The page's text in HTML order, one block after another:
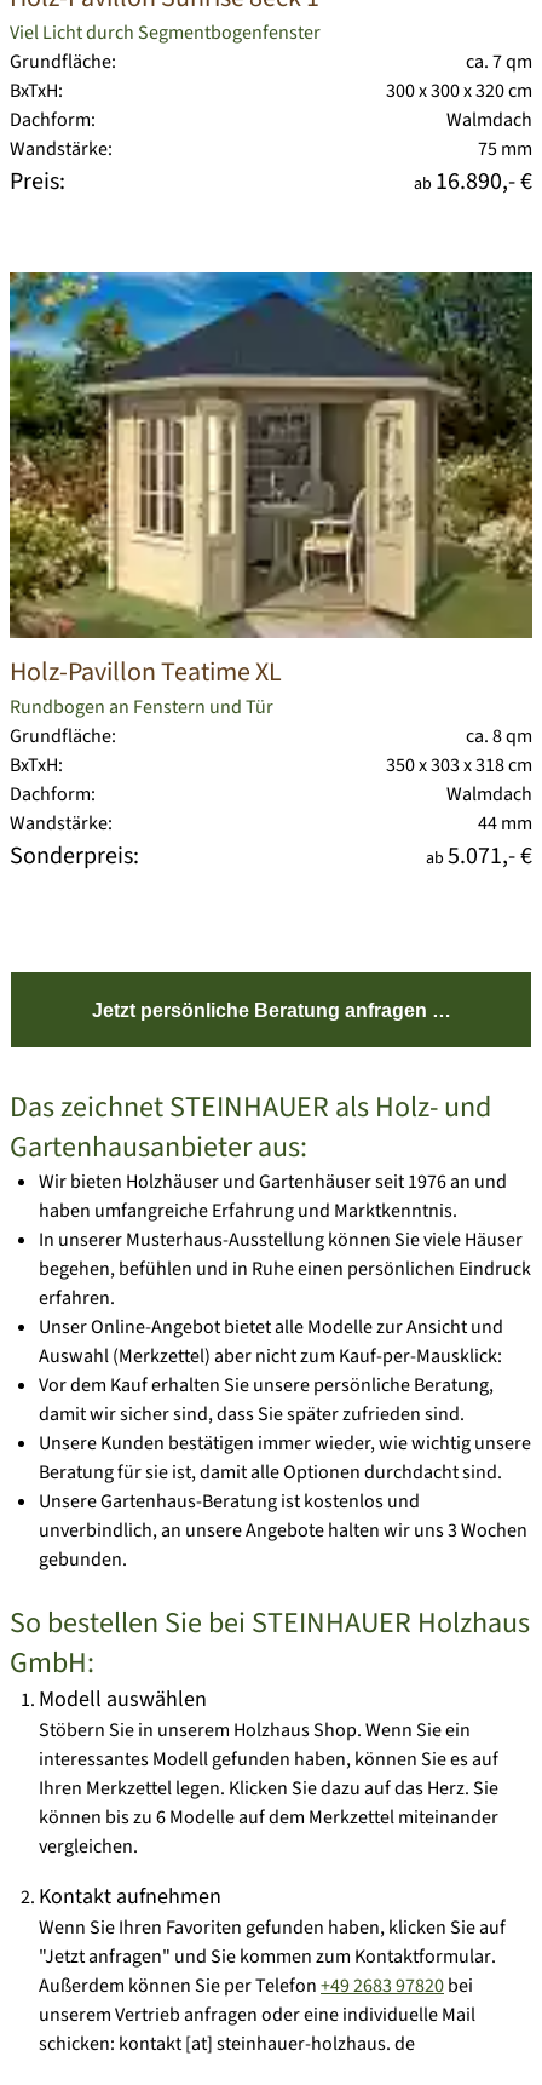
Viel Licht durch Segmentbogenfenster
Grundfläche:
ca. 7 qm
BxTxH:
300 x 300 x 320 cm
Dachform:
Walmdach
Wandstärke:
75 mm
Preis: ab 16.890,- €
Holz-Pavillon Teatime XL
Rundbogen an Fenstern und Tür
Grundfläche:
ca. 8 qm
BxTxH:
350 x 303 x 318 cm
Dachform:
Walmdach
Wandstärke:
44 mm
Sonderpreis: ab 5.071,- €
Jetzt persönliche Beratung anfragen …
Das zeichnet STEINHAUER als Holz- und
Gartenhausanbieter aus:
Wir bieten Holzhäuser und Gartenhäuser seit 1976 an und
haben umfangreiche Erfahrung und Marktkenntnis.
In unserer Musterhaus-Ausstellung können Sie viele Häuser
begehen, befühlen und in Ruhe einen persönlichen Eindruck
erfahren.
Unser Online-Angebot bietet alle Modelle zur Ansicht und
Auswahl (Merkzettel) aber nicht zum Kauf-per-Mausklick:
Vor dem Kauf erhalten Sie unsere persönliche Beratung,
damit wir sicher sind, dass Sie später zufrieden sind.
Unsere Kunden bestätigen immer wieder, wie wichtig unsere
Beratung für sie ist, damit alle Optionen durchdacht sind.
Unsere Gartenhaus-Beratung ist kostenlos und
unverbindlich, an unsere Angebote halten wir uns 3 Wochen
gebunden.
So bestellen Sie bei STEINHAUER Holzhaus
GmbH:
Modell auswählen
Stöbern Sie in unserem Holzhaus Shop. Wenn Sie ein
interessantes Modell gefunden haben, können Sie es auf
Ihren Merkzettellegen. Klicken Sie dazu auf das Herz. Sie
können bis zu 6 Modelle auf dem Merkzettel miteinander
vergleichen.
Kontakt aufnehmen
Wenn Sie Ihren Favoriten gefunden haben, klicken Sie auf
"Jetzt anfragen" und Sie kommen zum Kontaktformular.
Außerdem können Sie per Telefon+49 2683 97820bei
unserem Vertrieb anfragen oder eineindividuelle Mail
schicken: kontakt [at] steinhauer-holzhaus. de